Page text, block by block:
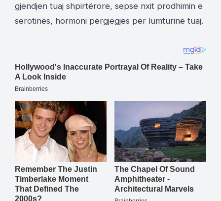
gjendjen tuaj shpirtërore, sepse nxit prodhimin e
serotinës, hormoni përgjegjës për lumturinë tuaj.